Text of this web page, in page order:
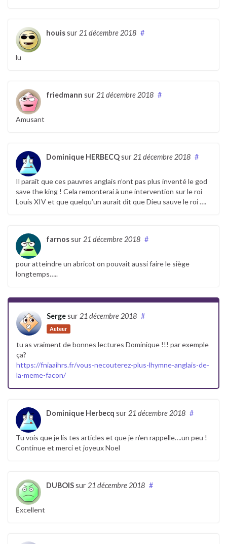
houissur 21 décembre 2018 #
lu
friedmann sur 21 décembre 2018 #
Amusant
Dominique HERBECQsur 21 décembre 2018 #
Il paraît que ces pauvres anglais n’ont pas plus inventé le god
save the king ! Cela remonterai à une intervention sur le roi
Louis XIV et que quelqu’un aurait dit que Dieu sauve le roi ….
farnossur 21 décembre 2018 #
pour atteindre un abricot on pouvait aussi faire le siège
longtemps…..
Sergesur 21 décembre 2018
Auteur
#
tu as vraiment de bonnes lectures Dominique !!! par exemple
ça?
https://fniaaihrs.fr/vous-necouterez-plus-lhymne-anglais-de-
la-meme-facon/
Dominique Herbecq sur 21 décembre 2018 #
Tu vois que je lis tes articles et que je n’en rappelle….un peu !
Continue et merci et joyeux Noel
DUBOISsur 21 décembre 2018 #
Excellent